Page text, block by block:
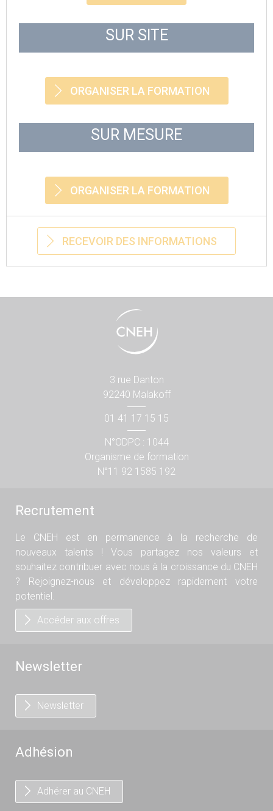
SUR SITE
ORGANISER LA FORMATION
SUR MESURE
ORGANISER LA FORMATION
RECEVOIR DES INFORMATIONS
3 rue Danton
92240 Malakoff
01 41 17 15 15
N°ODPC : 1044
Organisme de formation
N°11 92 1585 192
Recrutement
Le CNEH est en permanence à la recherche de
nouveaux talents ! Vous partagez nos valeurs et
souhaitez contribuer avec nous à la croissance du CNEH
? Rejoignez-nous et développez rapidement votre
potentiel.
Accéder aux offres
Newsletter
Newsletter
Adhésion
Adhérer au CNEH